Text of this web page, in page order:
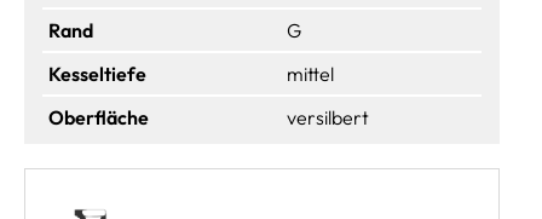
Rand
G
Kesseltiefe
mittel
Oberfläche
versilbert